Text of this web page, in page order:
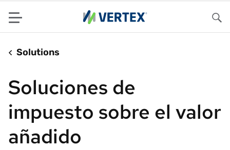
Menu
Solutions
Soluciones de
impuesto sobre el valor
añadido